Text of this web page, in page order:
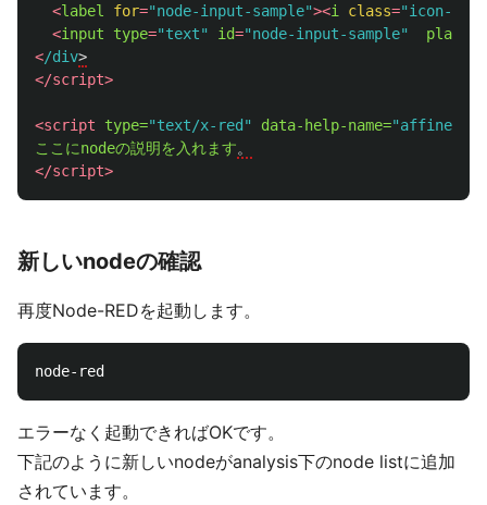
<label for="node-input-sample"><i class="icon-tag
<input type="text" id="node-input-sample"
</div
</script>
<script type="text/x-red" data-help-name="affine"
ここにnodeの説明を入れます。
</script>
新しいnodeの確認
再度Node-REDを起動します。
エラーなく起動できればOKです。
下記のように新しいnodeがanalysis下のnode listに追加
されています。